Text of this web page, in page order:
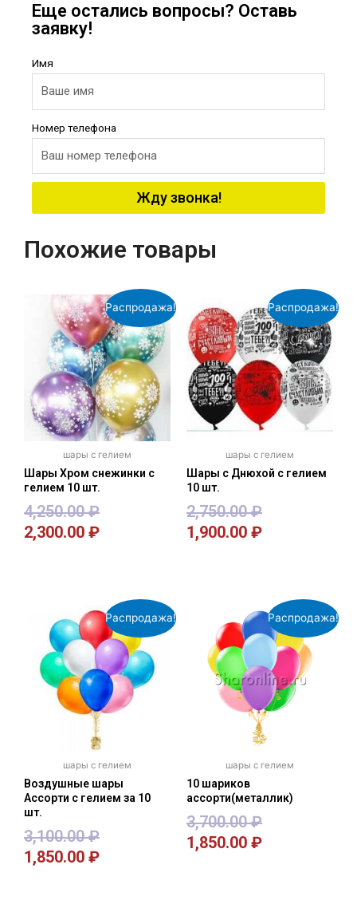
Еще остались вопросы? Оставь
заявку!
Имя
Номер телефона
Жду звонка!
Похожие товары
Распродажа!
шары с гелием
Шары Хром снежинки с
гелием 10 шт.
4,250.00₽
2,300.00 ₽
Распродажа!
шары с гелием
Шары с Днюхой с гелием
10 шт.
2,750.00₽
1,900.00 ₽
Распродажа!
шары с гелием
Воздушные шары
Ассорти с гелием за 10
шт.
3,100.00₽
1,850.00 ₽
Распродажа!
шары с гелием
10 шариков
ассорти(металлик)
3,700.00₽
1,850.00 ₽